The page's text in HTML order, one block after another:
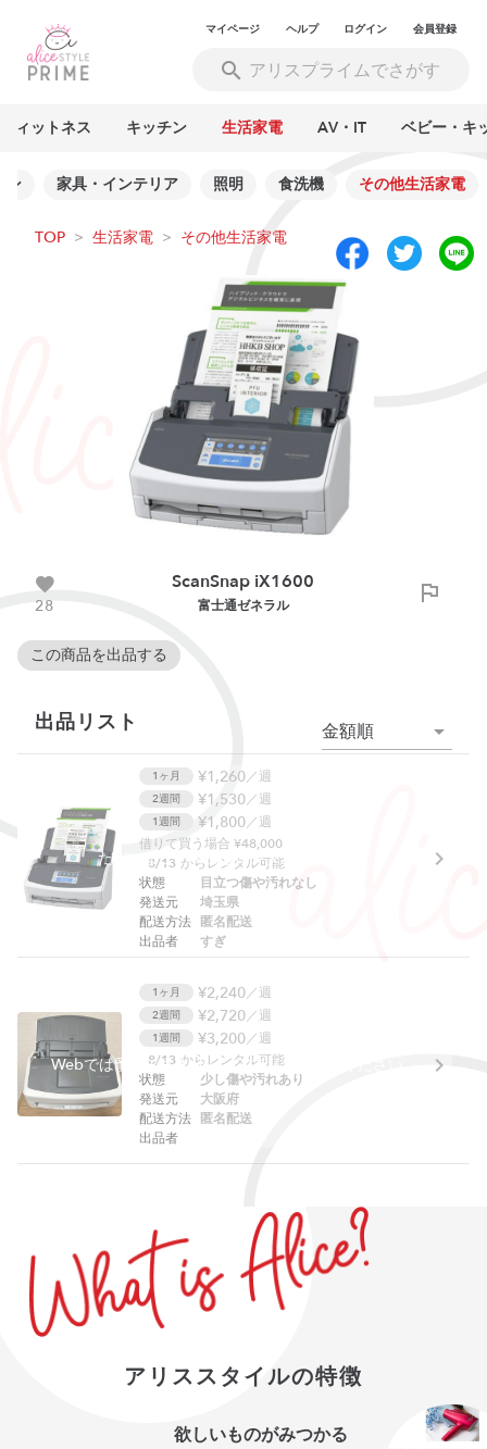
マイページ ヘルプ ログイン 会員登録
フィットネス キッチン 生活家電 AV・IT ベビー・キ
ン 家具・インテリア 照明 食洗機 その他生活家電
TOP > 生活家電 > その他生活家電
28
ScanSnap iX1600
富士通ゼネラル
この商品を出品する
出品リスト 金額順
ただいまこの商品はレンタルできません
1ヶ月 ¥1,260／週
2週間 ¥1,530／週
1週間 ¥1,800／週
借りて買う場合 ¥48,000
8/13 からレンタル可能
状態
発送元
配送方法
出品者
目立つ傷や汚れなし
埼玉県
匿名配送
すぎ
Webでは予約できません。アプリをご利用ください。
1ヶ月 ¥2,240／週
2週間 ¥2,720／週
1週間 ¥3,200／週
8/13 からレンタル可能
状態
発送元
配送方法
出品者
少し傷や汚れあり
大阪府
匿名配送
アリススタイルの特徴
欲しいものがみつかる